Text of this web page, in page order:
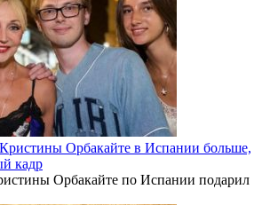
Кристины Орбакайте в Испании больше,
кадр
Орбакайте по Испании подарил